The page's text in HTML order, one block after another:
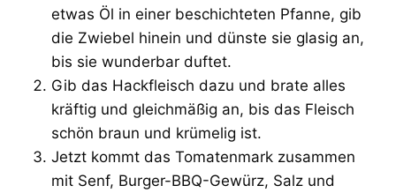
etwas Öl in einer beschichteten Pfanne, gib
die Zwiebel hinein und dünste sie glasig an,
bis sie wunderbar duftet.
Gib das Hackfleisch dazu und brate alles
kräftig und gleichmäßig an, bis das Fleisch
schön braun und krümelig ist.
Jetzt kommt das Tomatenmark zusammen
mit Senf, Burger-BBQ-Gewürz, Salz und